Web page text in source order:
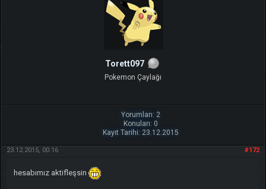
Torett097
Pokemon Çaylağı
Yorumları: 2
Konuları: 0
Kayıt Tarihi: 23.12.2015
#172
23.12.2015, 00:16
hesabımız aktifleşsin